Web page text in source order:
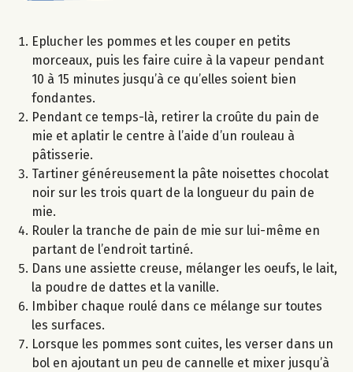
Eplucher les pommes et les couper en petits
morceaux, puis les faire cuire à la vapeur pendant
10 à 15 minutes jusqu’à ce qu’elles soient bien
fondantes.
Pendant ce temps-là, retirer la croûte du pain de
mie et aplatir le centre à l’aide d’un rouleau à
pâtisserie.
Tartiner généreusement la pâte noisettes chocolat
noir sur les trois quart de la longueur du pain de
mie.
Rouler la tranche de pain de mie sur lui-même en
partant de l’endroit tartiné.
Dans une assiette creuse, mélanger les oeufs, le lait,
la poudre de dattes et la vanille.
Imbiber chaque roulé dans ce mélange sur toutes
les surfaces.
Lorsque les pommes sont cuites, les verser dans un
bol en ajoutant un peu de cannelle et mixer jusqu’à